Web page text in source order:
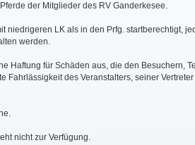
der Mitglieder des RV Ganderkesee.
niedrigeren LK als in den Prfg. startberechtigt,
werden.
Haftung für Schäden aus, die den Besuchern,
Fahrlässigkeit des Veranstalters, seiner
nicht zur Verfügung.